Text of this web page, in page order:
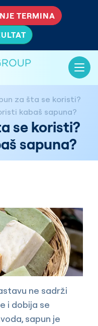
TERMINA
za šta se koristi?
kabaš sapuna?
se koristi?
sapuna?
ne sadrži
i dobija se
sapun je